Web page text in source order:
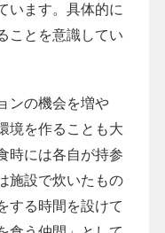
います。具体的に
ことを意識してい
ンの機会を増や
境を作ることも大
時には各自が持参
施設で炊いたもの
する時間を設けて